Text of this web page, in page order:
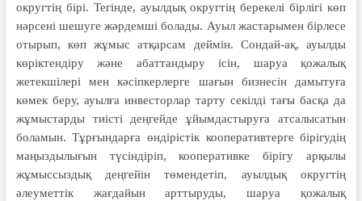
округтің бірі. Тегінде, ауылдық округтің берекелі бірлігі көп
нәрсені шешуге жәрдемші болады. Ауыл жастарымен бірлесе
отырып, көп жұмыс атқарсам деймін. Сондай-ақ, ауылды
көріктендіру және абаттандыру ісін, шаруа қожалық
жетекшілері мен кәсіпкерлерге шағын бизнесін дамытуға
көмек беру, ауылға инвесторлар тарту секілді тағы басқа да
жұмыстарды тиісті деңгейде ұйымдастыруға атсалысатын
боламын. Тұрғындарға өндірістік кооперативтерге бірігудің
маңыздылығын түсіндіріп, кооперативке бірігу арқылы
жұмыссыздық деңгейін төмендетіп, ауылдық округтің
әлеуметтік жағдайын арттыруды, шаруа қожалық